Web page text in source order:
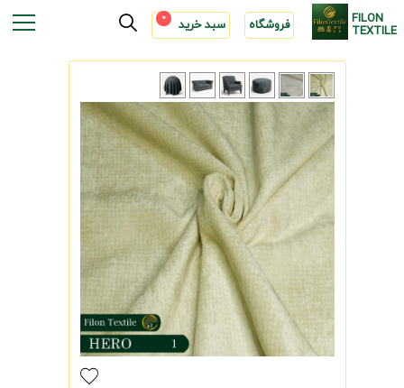
FILON
TEXTILE فروشگاه سبد خرید 0